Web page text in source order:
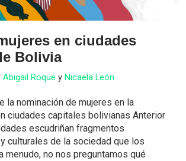
en ciudades
Bolivia
Abigail Roque y Nicaela León
la nominación de mujeres en la
ciudades capitales bolivianas Anterior
escudriñan fragmentos
culturales de la sociedad que los
menudo, no nos preguntamos qué